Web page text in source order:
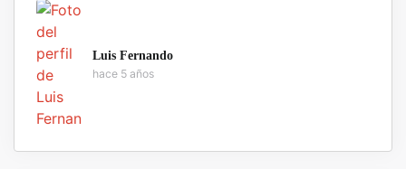
Luis Fernando
hace 5 años